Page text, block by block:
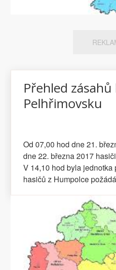
Přehled
Pelhřimovsku
Od 07,00 hod dne 21.
dne 22. března 2017
V 14,10 hod byla jednotka
hasičů z Humpolce
osoba. Byt se podařilo
příjezdem jednotky na
hod pročistila jednotka
hasičů z Kamenice nad
ulici Tyršova v Kamenici
hod pomohli